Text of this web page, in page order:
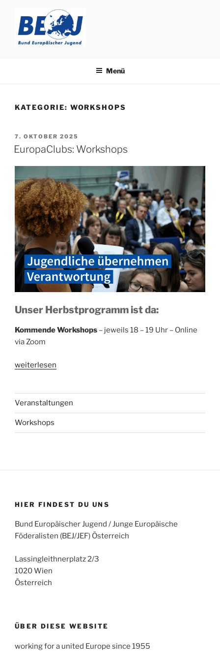
springen
Menü
KATEGORIE: WORKSHOPS
VERÖFFENTLICHT
AM
7. OKTOBER 2025
EuropaClubs: Workshops
Unser Herbstprogramm ist da:
KommendeWorkshops – jeweils 18 – 19 Uhr – Online
via Zoom
„EuropaClubs:
weiterlesen
Veranstaltungen
Workshops
HIER FINDEST DU UNS
Bund Europäischer Jugend / Junge Europäische
Föderalisten (BEJ/JEF) Österreich
Lassingleithnerplatz 2/3
1020 Wien
Österreich
ÜBER DIESE WEBSITE
working for a united Europe since 1955